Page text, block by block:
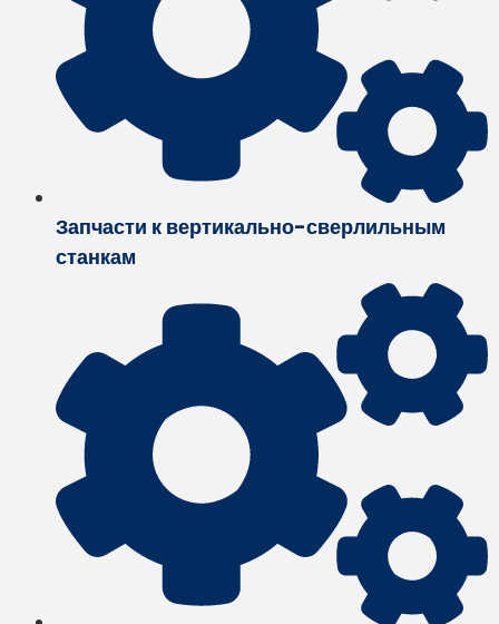
Запчасти к вертикально-сверлильным
станкам